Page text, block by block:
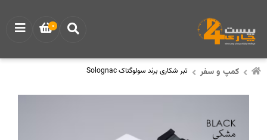
کمپ و سفر تبر شکاری برند سولوگناک Solognac
0